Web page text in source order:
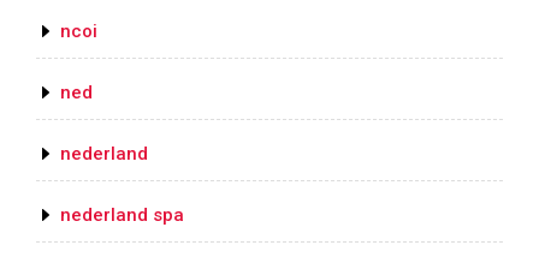
ncoi
ned
nederland
nederland spa